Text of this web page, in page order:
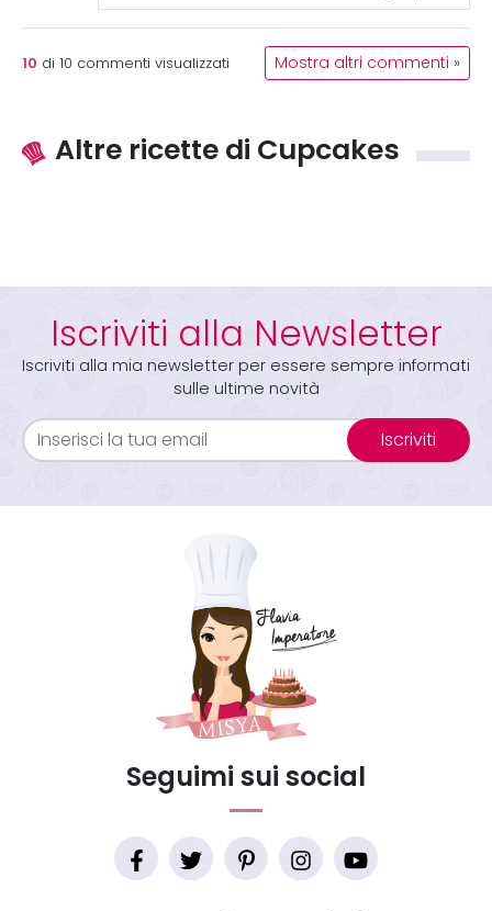
10 di 10 commenti visualizzati Mostra altri commenti »
Altre ricette di Cupcakes
Iscriviti alla Newsletter
Iscriviti alla mia newsletter per essere sempre informati
sulle ultime novità
Iscriviti
Seguimi sui social